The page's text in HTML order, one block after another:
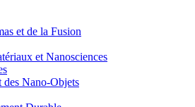
et de la Fusion
et Nanosciences
Nano-Objets